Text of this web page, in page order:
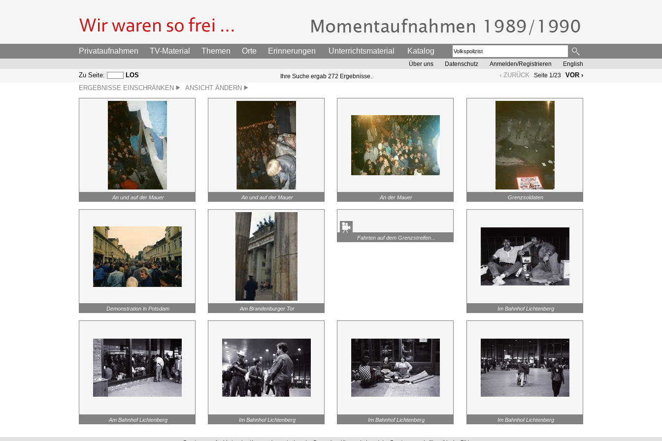
Privataufnahmen TV-Material Themen Orte Erinnerungen Unterrichtsmaterial Katalog
Über uns Datenschutz Anmelden/Registrieren English
‹ ZURÜCK Seite 1/23 VOR ›
Zu Seite: LOS Ihre Suche ergab 272 Ergebnisse.
ERGEBNISSE EINSCHRÄNKEN ANSICHT ÄNDERN
An und auf der Mauer An und auf der Mauer An der Mauer Grenzsoldaten
Demonstration in Potsdam Am Brandenburger Tor
Fahrten auf dem Grenzstreifen...
Im Bahnhof Lichtenberg
Am Bahnhof Lichtenberg Im Bahnhof Lichtenberg Im Bahnhof Lichtenberg Im Bahnhof Lichtenberg